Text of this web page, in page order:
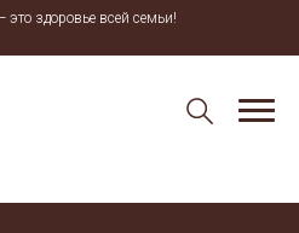
здоровье всей семьи!